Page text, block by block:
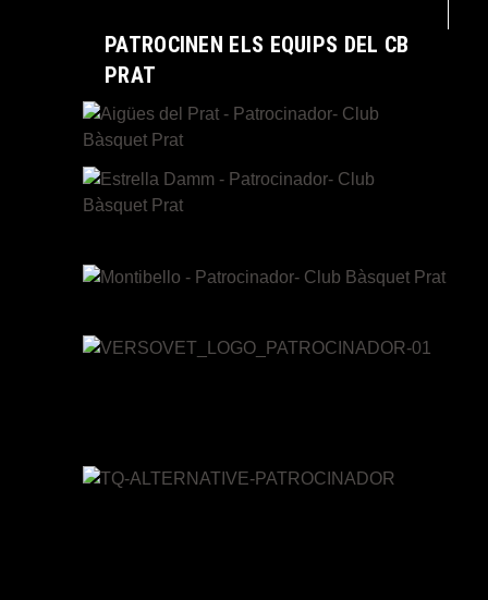
PATROCINEN ELS EQUIPS DEL CB
PRAT